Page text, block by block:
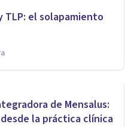
TLP: el solapamiento
de Mensalus:
la práctica clínica